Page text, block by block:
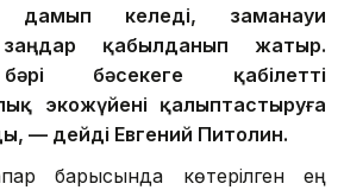
дамып келеді, заманауи
қабылданып жатыр.
бәсекеге қабілетті
экожүйені қалыптастыруға
— дейді Евгений Питолин.
барысында көтерілген ең